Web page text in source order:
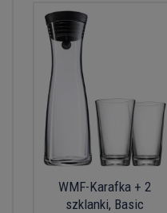
WMF-Karafka + 2
szklanki, Basic